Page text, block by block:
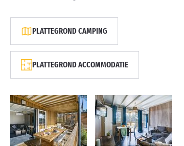
PLATTEGROND CAMPING
PLATTEGROND ACCOMMODATIE